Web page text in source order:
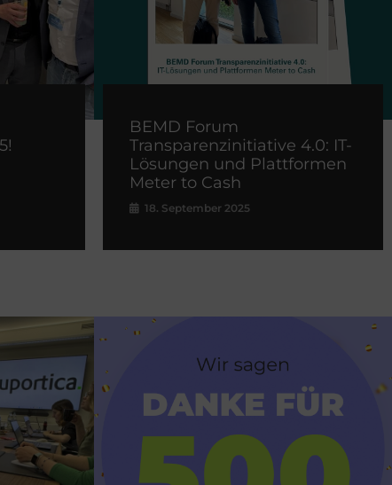
BEMD Forum
Transparenzinitiative 4.0: IT-
Lösungen und Plattformen
Meter to Cash
18. September 2025